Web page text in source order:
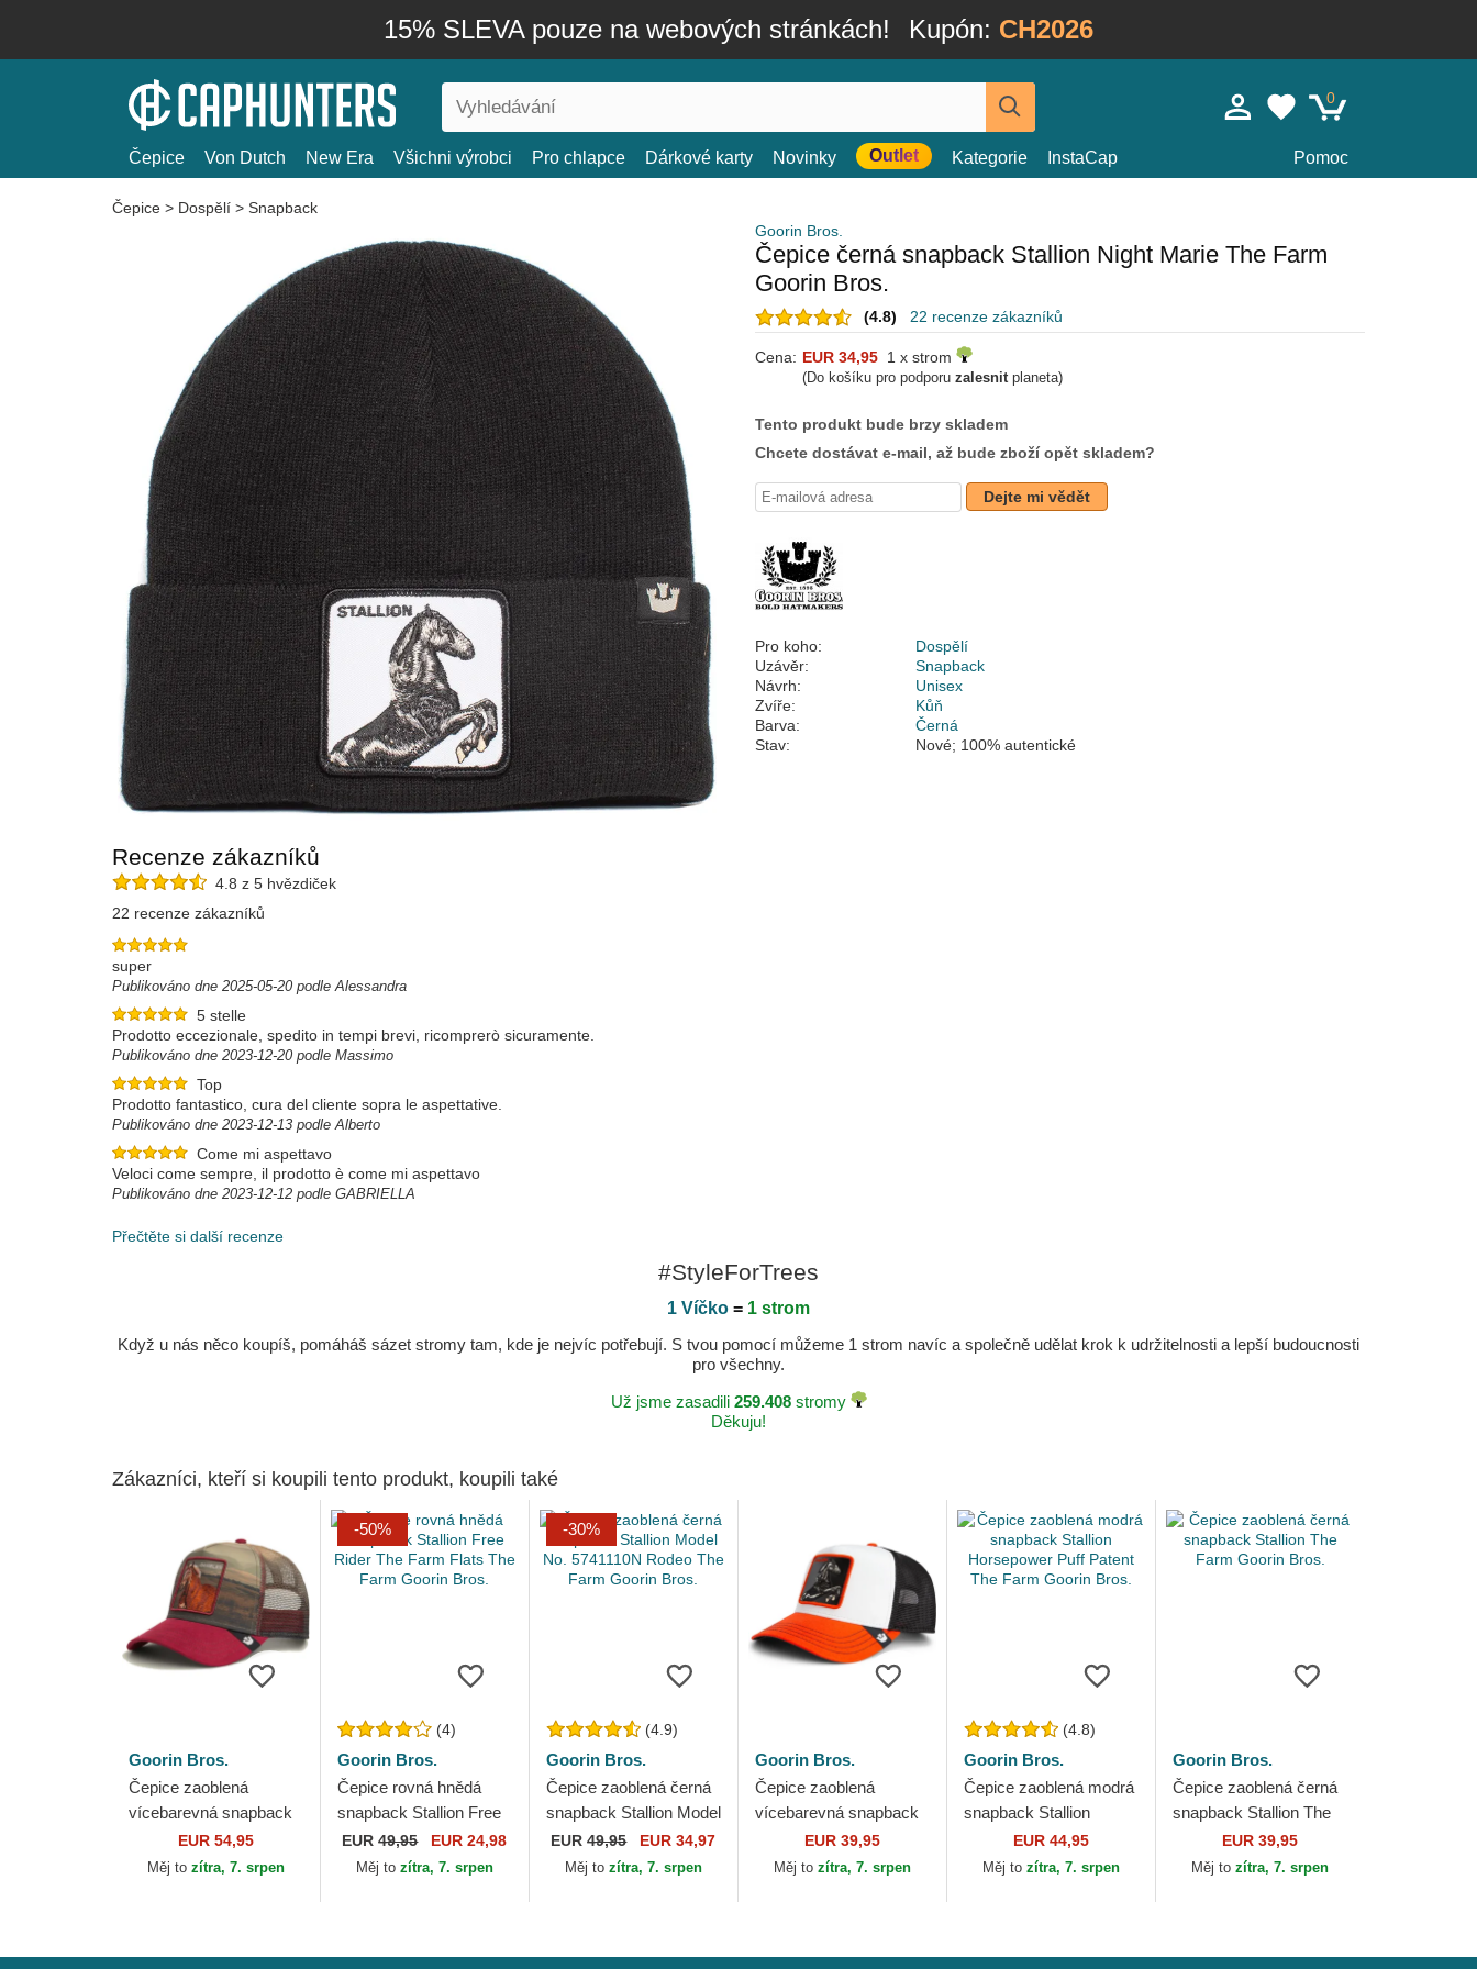
15% SLEVA pouze na webových stránkách! Kupón: CH2026
0
Čepice Von Dutch New Era Všichni výrobci Pro chlapce Dárkové karty Novinky Outlet Kategorie InstaCap Pomoc
Čepice > Dospělí > Snapback
Goorin Bros.
Čepice černá snapback Stallion Night Marie The Farm
Goorin Bros.
(4.8) 22 recenze zákazníků
Cena: EUR 34,95 1 x strom
(Do košíku pro podporu zalesnitplaneta)
Tento produkt bude brzy skladem
Chcete dostávat e-mail, až bude zboží opět skladem?
Dejte mi vědět
Pro koho:
Dospělí
Uzávěr:
Snapback
Návrh:
Unisex
Zvíře:
Kůň
Barva:
Černá
Stav:
Nové; 100% autentické
Recenze zákazníků
4.8 z 5 hvězdiček
22 recenze zákazníků
super
Publikováno dne 2025-05-20 podle Alessandra
5 stelle
Prodotto eccezionale, spedito in tempi brevi, ricomprerò sicuramente.
Publikováno dne 2023-12-20 podle Massimo
Top
Prodotto fantastico, cura del cliente sopra le aspettative.
Publikováno dne 2023-12-13 podle Alberto
Come mi aspettavo
Veloci come sempre, il prodotto è come mi aspettavo
Publikováno dne 2023-12-12 podle GABRIELLA
Přečtěte si další recenze
#StyleForTrees
1 Víčko = 1 strom
Když u nás něco koupíš, pomáháš sázet stromy tam, kde je nejvíc potřebují. S tvou pomocí můžeme 1 strom navíc a společně udělat krok k udržitelnosti a lepší budoucnosti
pro všechny.
Už jsme zasadili 259.408stromy
Děkuju!
Zákazníci, kteří si koupili tento produkt, koupili také
Goorin Bros.
Čepice zaoblená
vícebarevná snapback
Gambler Stallion In The
Element The Farm
EUR 54,95
Měj to zítra, 7. srpen
-50%
(4)
Goorin Bros.
Čepice rovná hnědá
snapback Stallion Free
Rider The Farm Flats
The Farm Goorin Bros.
EUR49,95 EUR 24,98
Měj to zítra, 7. srpen
-30%
(4.9)
Goorin Bros.
Čepice zaoblená černá
snapback Stallion Model
No. 5741110N Rodeo
The Farm Goorin Bros.
EUR49,95 EUR 34,97
Měj to zítra, 7. srpen
Goorin Bros.
Čepice zaoblená
vícebarevná snapback
Stallion Tri Tone The
Farm Goorin Bros.
EUR 39,95
Měj to zítra, 7. srpen
(4.8)
Goorin Bros.
Čepice zaoblená modrá
snapback Stallion
Horsepower Puff Patent
The Farm Goorin Bros.
EUR 44,95
Měj to zítra, 7. srpen
Goorin Bros.
Čepice zaoblená černá
snapback Stallion The
Farm Goorin Bros.
EUR 39,95
Měj tozítra, 7. srpen